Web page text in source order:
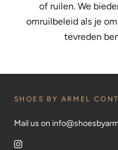
of ruilen. We
omruilbeleid als je
tevreden
SHOES BY ARMEL
Mail us on